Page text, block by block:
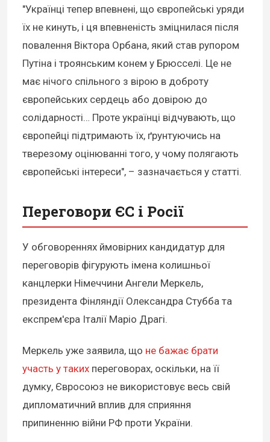
"Українці тепер впевнені, що європейські уряди
їх не кинуть, і ця впевненість зміцнилася після
повалення Віктора Орбана, який став рупором
Путіна і троянським конем у Брюсселі. Це не
має нічого спільного з вірою в доброту
європейських сердець або довірою до
солідарності… Проте українці відчувають, що
європейці підтримають їх, ґрунтуючись на
тверезому оцінюванні того, у чому полягають
європейські інтереси", – зазначається у статті.
Переговори ЄС і Росії
У обговореннях ймовірних кандидатур для
переговорів фігурують імена колишньої
канцлерки Німеччини Ангели Меркель,
президента Фінляндії Олександра Стубба та
експрем'єра Італії Маріо Драгі.
Меркель уже заявила, що не бажає брати
участь у таких переговорах, оскільки, на її
думку, Євросоюз не використовує весь свій
дипломатичний вплив для сприяння
припиненню війни РФ проти України.